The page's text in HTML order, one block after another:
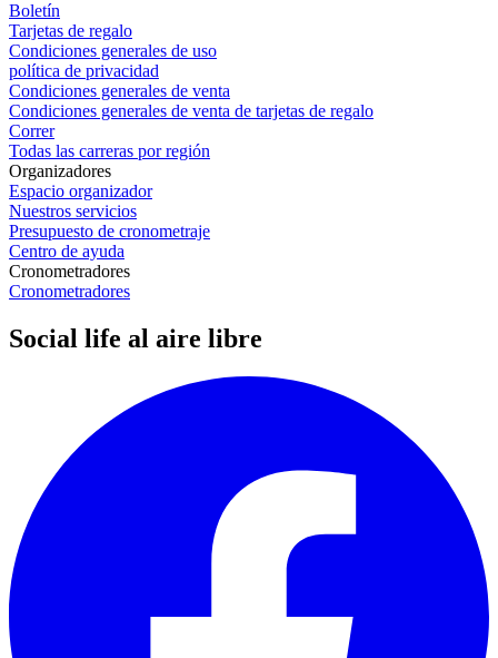
Boletín
Tarjetas de regalo
Condiciones generales de uso
política de privacidad
Condiciones generales de venta
Condiciones generales de venta de tarjetas de regalo
Correr
Todas las carreras por región
Organizadores
Espacio organizador
Nuestros servicios
Presupuesto de cronometraje
Centro de ayuda
Cronometradores
Cronometradores
Social life al aire libre